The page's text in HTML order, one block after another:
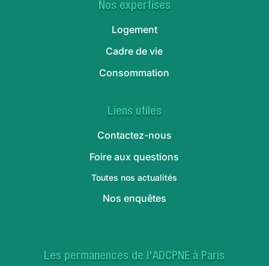
Nos expertises
Logement
Cadre de vie
Consommation
Liens utiles
Contactez-nous
Foire aux questions
Toutes nos actualités
Nos enquêtes
Les permanences de l'ADCPNE à Paris